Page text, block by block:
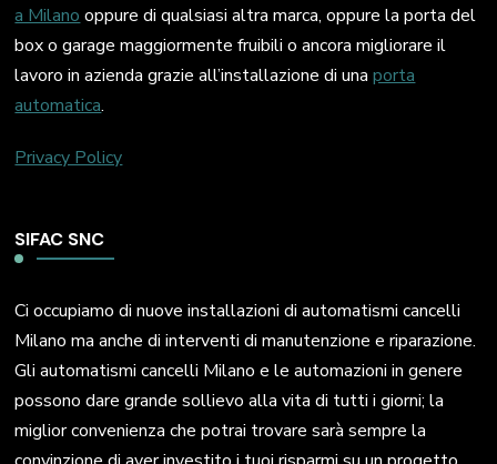
a Milano oppure di qualsiasi altra marca, oppure la porta del
box o garage maggiormente fruibili o ancora migliorare il
lavoro in azienda grazie all’installazione di unaporta
automatica.
Privacy Policy
SIFAC SNC
Ci occupiamo di nuove installazioni di automatismi cancelli
Milano ma anche di interventi di manutenzione e riparazione.
Gli automatismi cancelli Milano e le automazioni in genere
possono dare grande sollievo alla vita di tutti i giorni; la
miglior convenienza che potrai trovare sarà sempre la